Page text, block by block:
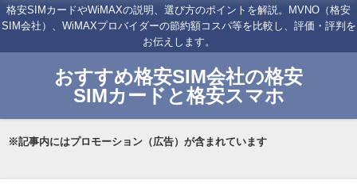
格安SIMカードやWiMAXの説明、選び方のポイントを解説。MVNO（格安
SIM会社）、WiMAXプロバイダーの節約額コスパ等を比較し、評価・評判を
お伝えします。
おすすめ格安SIM会社の格安
SIMカードと格安スマホ
※記事内にはプロモーション（広告）が含まれています